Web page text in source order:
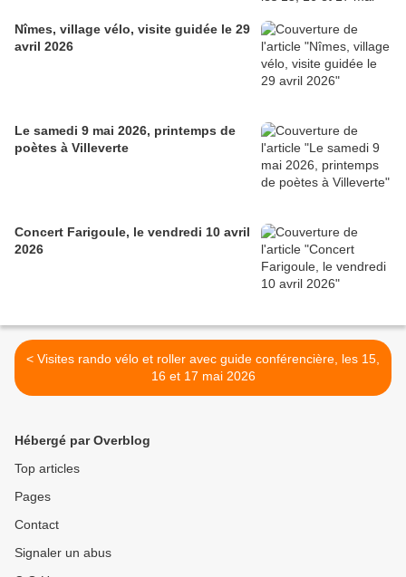
Nîmes, village vélo, visite guidée le 29
avril 2026
Le samedi 9 mai 2026, printemps de
poètes à Villeverte
Concert Farigoule, le vendredi 10 avril
2026
< Visites rando vélo et roller avec guide conférencière, les 15,
16 et 17 mai 2026
Hébergé par Overblog
Top articles
Pages
Contact
Signaler un abus